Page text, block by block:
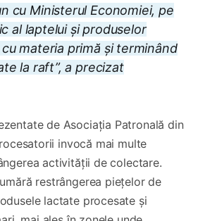
cu Ministerul Economiei, pe
al laptelui și produselor
materia primă și terminând
la raft”, a precizat
de Asociația Patronală din
invocă mai multe
activității de colectare.
restrângerea piețelor de
lactate procesate și